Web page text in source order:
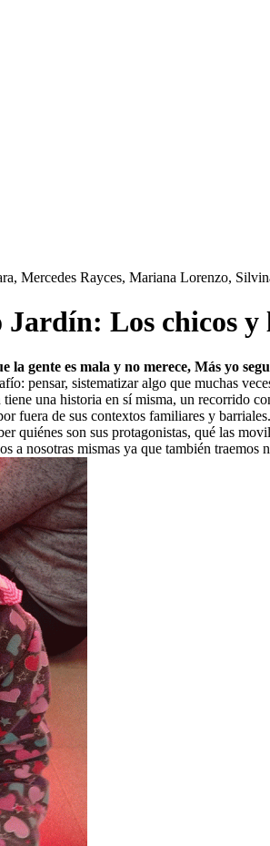
Mercedes Rayces, Mariana Lorenzo,
Jardín: Los chicos y
la gente es mala y no merece, Más yo
pensar, sistematizar algo que muchas
una historia en sí misma, un recorrido
fuera de sus contextos familiares y
quiénes son sus protagonistas, qué las
a nosotras mismas ya que también traemos